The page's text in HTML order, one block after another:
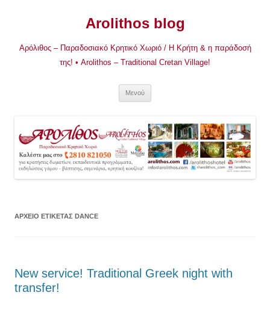
Arolithos blog
Αρόλιθος – Παραδοσιακό Κρητικό Χωριό / Η Κρήτη & η παράδοσή
της! • Arolithos – Traditional Cretan Village!
Μενού
ΑΡΧΕΊΟ ΕΤΙΚΈΤΑΣ DANCE
Νew service! Traditional Greek night with
transfer!